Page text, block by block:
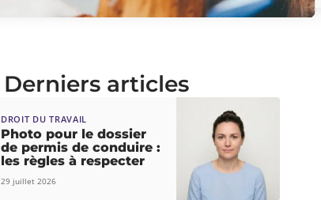
Derniers articles
DROIT DU TRAVAIL
Photo pour le dossier
de permis de conduire :
les règles à respecter
29 juillet 2026